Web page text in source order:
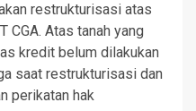
restrukturisasi atas
Atas tanah yang
kredit belum dilakukan
saat restrukturisasi dan
perikatan hak